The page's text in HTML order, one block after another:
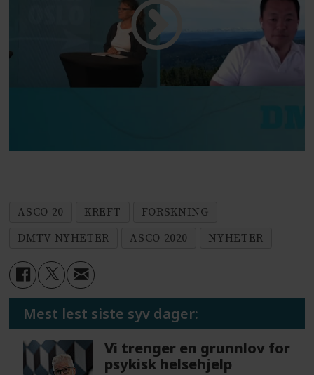
ASCO 20 KREFT
FORSKNING
DMTV NYHETER
ASCO 2020 NYHETER
Mest lest siste syv dager:
Vi trenger en grunnlov for
psykisk helsehjelp